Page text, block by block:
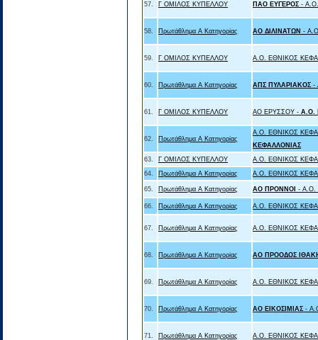
57. Γ ΟΜΙΛΟΣ ΚΥΠΕΛΛΟΥ ΠΑΟ ΕΥΓΕΡΟΣ-
58. Πρωτάθλημα Α Κατηγορίας ΑΟ ΔΙΛΙΝΑΤΩΝ -
59. Γ ΟΜΙΛΟΣ ΚΥΠΕΛΛΟΥ A.O. ΕΘΝΙΚΟΣ
60. Πρωτάθλημα Α Κατηγορίας ΑΠΣ ΠΥΛΑΡΙΑΚΟΣ-
61. Γ ΟΜΙΛΟΣ ΚΥΠΕΛΛΟΥ ΑΟ ΕΡΥΣΣΟΥ - A.O.
62. Πρωτάθλημα Α Κατηγορίας
A.O. ΕΘΝΙΚΟΣ
ΚΕΦΑΛΛΟΝΙΑΣ
63.
Γ ΟΜΙΛΟΣ ΚΥΠΕΛΛΟΥ
A.O. ΕΘΝΙΚΟΣ
64.
Πρωτάθλημα Α Κατηγορίας A.O. ΕΘΝΙΚΟΣ
65. Πρωτάθλημα Α Κατηγορίας ΑΟ ΠΡΟΝΝΟΙ -
66. Πρωτάθλημα Α Κατηγορίας A.O. ΕΘΝΙΚΟΣ
67. Πρωτάθλημα Α Κατηγορίας A.O. ΕΘΝΙΚΟΣ
68. Πρωτάθλημα Α Κατηγορίας ΑΟ ΠΡΟΟΔΟΣ
69. Πρωτάθλημα Α Κατηγορίας A.O. ΕΘΝΙΚΟΣ
70. Πρωτάθλημα Α Κατηγορίας ΑΟ ΕΙΚΟΣΙΜΙΑΣ -
71. Πρωτάθλημα Α Κατηγορίας A.O. ΕΘΝΙΚΟΣ